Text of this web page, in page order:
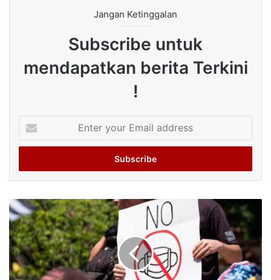
Jangan Ketinggalan
Subscribe untuk
mendapatkan berita Terkini
!
your
Email